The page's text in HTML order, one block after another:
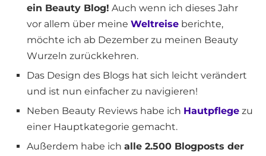
ein Beauty Blog! Auch wenn ich dieses Jahr
vor allem über meine Weltreise berichte,
möchte ich ab Dezember zu meinen Beauty
Wurzeln zurückkehren.
Das Design des Blogs hat sich leicht verändert
und ist nun einfacher zu navigieren!
Neben Beauty Reviews habe ich Hautpflege zu
einer Hauptkategorie gemacht.
Außerdem habe ich alle 2.500 Blogposts der